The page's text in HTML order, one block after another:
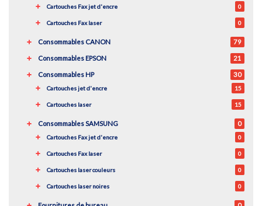
Cartouches Fax jet d'encre 0
Cartouches Fax laser 0
Consommables CANON 79
Consommables EPSON 21
Consommables HP 30
Cartouches jet d'encre 15
Cartouches laser 15
Consommables SAMSUNG 0
Cartouches Fax jet d'encre 0
Cartouches Fax laser 0
Cartouches laser couleurs 0
Cartouches laser noires 0